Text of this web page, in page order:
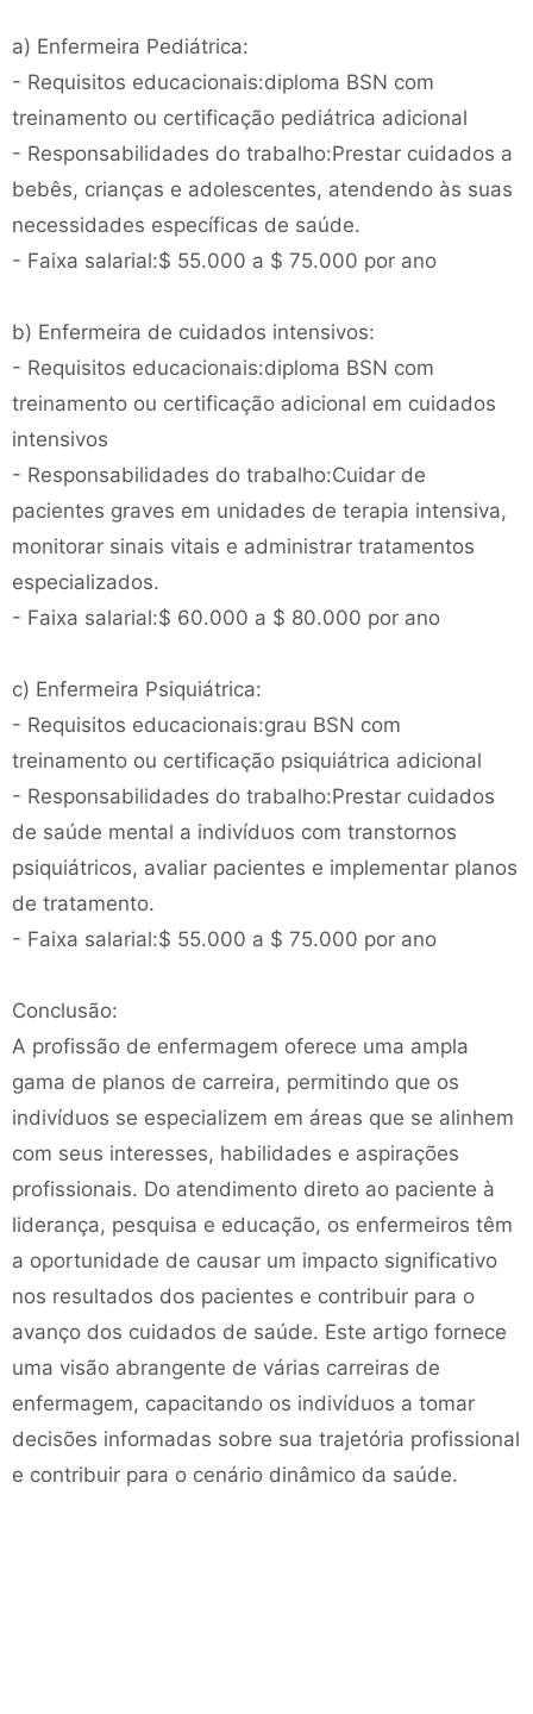
a) Enfermeira Pediátrica:
- Requisitos educacionais:diploma BSN com
treinamento ou certificação pediátrica adicional
- Responsabilidades do trabalho:Prestar cuidados a
bebês, crianças e adolescentes, atendendo às suas
necessidades específicas de saúde.
- Faixa salarial:$ 55.000 a $ 75.000 por ano
b) Enfermeira de cuidados intensivos:
- Requisitos educacionais:diploma BSN com
treinamento ou certificação adicional em cuidados
intensivos
- Responsabilidades do trabalho:Cuidar de
pacientes graves em unidades de terapia intensiva,
monitorar sinais vitais e administrar tratamentos
especializados.
- Faixa salarial:$ 60.000 a $ 80.000 por ano
c) Enfermeira Psiquiátrica:
- Requisitos educacionais:grau BSN com
treinamento ou certificação psiquiátrica adicional
- Responsabilidades do trabalho:Prestar cuidados
de saúde mental a indivíduos com transtornos
psiquiátricos, avaliar pacientes e implementar planos
de tratamento.
- Faixa salarial:$ 55.000 a $ 75.000 por ano
Conclusão:
A profissão de enfermagem oferece uma ampla
gama de planos de carreira, permitindo que os
indivíduos se especializem em áreas que se alinhem
com seus interesses, habilidades e aspirações
profissionais. Do atendimento direto ao paciente à
liderança, pesquisa e educação, os enfermeiros têm
a oportunidade de causar um impacto significativo
nos resultados dos pacientes e contribuir para o
avanço dos cuidados de saúde. Este artigo fornece
uma visão abrangente de várias carreiras de
enfermagem, capacitando os indivíduos a tomar
decisões informadas sobre sua trajetória profissional
e contribuir para o cenário dinâmico da saúde.